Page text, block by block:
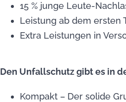
15 % junge Leute-
Leistung ab dem ersten
Extra Leistungen in
Den Unfallschutz gibt es in
Kompakt – Der solide